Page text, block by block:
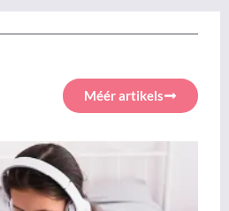
Méér artikels